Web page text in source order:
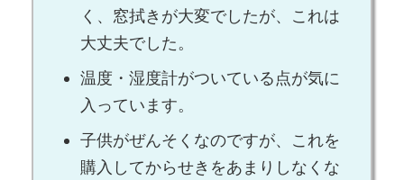
く、窓拭きが大変でしたが、これは
大丈夫でした。
温度・湿度計がついている点が気に
入っています。
子供がぜんそくなのですが、これを
購入してからせきをあまりしなくな